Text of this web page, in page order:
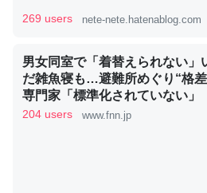
かりやすく強くなりそう
昆虫ってカルシウム少ないのか。
コオロギのカルシウム分はエビの
─ニュース :: 【研究発表】昆虫学の大問
269 users nete-nete.hatenablog.com
男女同室で「着替えられない」
だ雑魚寝も…避難所めぐり“格
専門家「標準化されていない
和8年熊本地震｜FNNプライムオ
204 users www.fnn.jp